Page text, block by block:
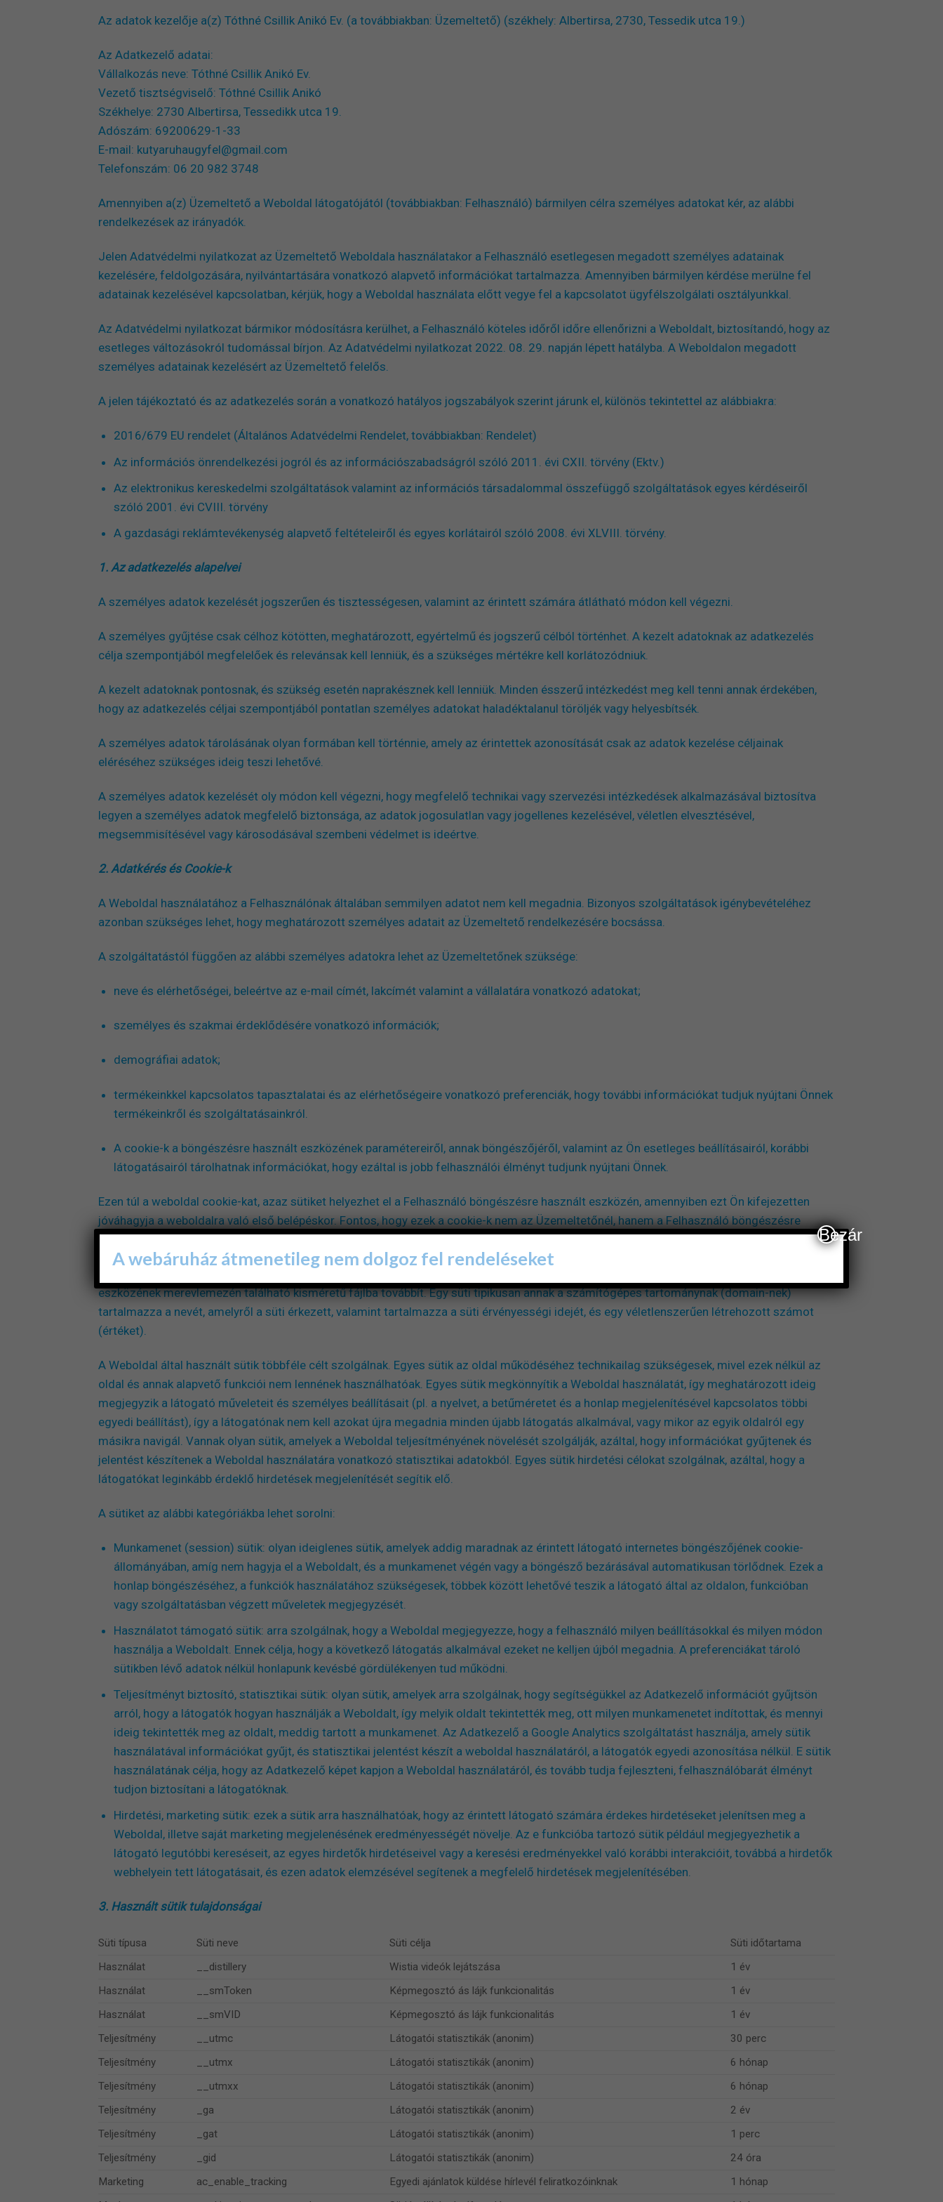
Az adatok kezelője a(z) Tóthné Csillik Anikó Ev. (a továbbiakban: Üzemeltető) (székhely: Albertirsa, 2730, Tessedik utca 19.)
Az Adatkezelő adatai:
Vállalkozás neve: Tóthné Csillik Anikó Ev.
Vezető tisztségviselő: Tóthné Csillik Anikó
Székhelye: 2730 Albertirsa, Tessedikk utca 19.
Adószám: 69200629-1-33
E-mail: kutyaruhaugyfel@gmail.com
Telefonszám: 06 20 982 3748
Amennyiben a(z) Üzemeltető a Weboldal látogatójától (továbbiakban: Felhasználó) bármilyen célra személyes adatokat kér, az alábbi
rendelkezések az irányadók.
Jelen Adatvédelmi nyilatkozat az Üzemeltető Weboldala használatakor a Felhasználó esetlegesen megadott személyes adatainak
kezelésére, feldolgozására, nyilvántartására vonatkozó alapvető információkat tartalmazza. Amennyiben bármilyen kérdése merülne fel
adatainak kezelésével kapcsolatban, kérjük, hogy a Weboldal használata előtt vegye fel a kapcsolatot ügyfélszolgálati osztályunkkal.
Az Adatvédelmi nyilatkozat bármikor módosításra kerülhet, a Felhasználó köteles időről időre ellenőrizni a Weboldalt, biztosítandó, hogy az
esetleges változásokról tudomással bírjon. Az Adatvédelmi nyilatkozat 2022. 08. 29. napján lépett hatályba. A Weboldalon megadott
személyes adatainak kezelésért az Üzemeltető felelős.
A jelen tájékoztató és az adatkezelés során a vonatkozó hatályos jogszabályok szerint járunk el, különös tekintettel az alábbiakra:
2016/679 EU rendelet (Általános Adatvédelmi Rendelet, továbbiakban: Rendelet)
Az információs önrendelkezési jogról és az információszabadságról szóló 2011. évi CXII. törvény (Ektv.)
Az elektronikus kereskedelmi szolgáltatások valamint az információs társadalommal összefüggő szolgáltatások egyes kérdéseiről
szóló 2001. évi CVIII. törvény
A gazdasági reklámtevékenység alapvető feltételeiről és egyes korlátairól szóló 2008. évi XLVIII. törvény.
1. Az adatkezelés alapelvei
A személyes adatok kezelését jogszerűen és tisztességesen, valamint az érintett számára átlátható módon kell végezni.
A személyes gyűjtése csak célhoz kötötten, meghatározott, egyértelmű és jogszerű célból történhet. A kezelt adatoknak az adatkezelés
célja szempontjából megfelelőek és relevánsak kell lenniük, és a szükséges mértékre kell korlátozódniuk.
A kezelt adatoknak pontosnak, és szükség esetén naprakésznek kell lenniük. Minden ésszerű intézkedést meg kell tenni annak érdekében,
hogy az adatkezelés céljai szempontjából pontatlan személyes adatokat haladéktalanul töröljék vagy helyesbítsék.
A személyes adatok tárolásának olyan formában kell történnie, amely az érintettek azonosítását csak az adatok kezelése céljainak
eléréséhez szükséges ideig teszi lehetővé.
A személyes adatok kezelését oly módon kell végezni, hogy megfelelő technikai vagy szervezési intézkedések alkalmazásával biztosítva
legyen a személyes adatok megfelelő biztonsága, az adatok jogosulatlan vagy jogellenes kezelésével, véletlen elvesztésével,
megsemmisítésével vagy károsodásával szembeni védelmet is ideértve.
2. Adatkérés és Cookie-k
A Weboldal használatához a Felhasználónak általában semmilyen adatot nem kell megadnia. Bizonyos szolgáltatások igénybevételéhez
azonban szükséges lehet, hogy meghatározott személyes adatait az Üzemeltető rendelkezésére bocsássa.
A szolgáltatástól függően az alábbi személyes adatokra lehet az Üzemeltetőnek szüksége:
neve és elérhetőségei, beleértve az e-mail címét, lakcímét valamint a vállalatára vonatkozó adatokat;
személyes és szakmai érdeklődésére vonatkozó információk;
demográfiai adatok;
termékeinkkel kapcsolatos tapasztalatai és az elérhetőségeire vonatkozó preferenciák, hogy további információkat tudjuk nyújtani Önnek
termékeinkről és szolgáltatásainkról.
A cookie-k a böngészésre használt eszközének paramétereiről, annak böngészőjéről, valamint az Ön esetleges beállításairól, korábbi
látogatásairól tárolhatnak információkat, hogy ezáltal is jobb felhasználói élményt tudjunk nyújtani Önnek.
Ezen túl a weboldal cookie-kat, azaz sütiket helyezhet el a Felhasználó böngészésre használt eszközén, amennyiben ezt Ön kifejezetten
jóváhagyja a weboldalra való első belépéskor. Fontos, hogy ezek a cookie-k nem az Üzemeltetőnél, hanem a Felhasználó böngészésre
használt saját eszközén kerülnek elhelyezésre, így a felhasználó az, aki teljes mértékben rendelkezik felettük.
eszközének merevlemezén található kisméretű fájlba továbbít. Egy süti tipikusan annak a számítógépes tartománynak (domain-nek)
tartalmazza a nevét, amelyről a süti érkezett, valamint tartalmazza a süti érvényességi idejét, és egy véletlenszerűen létrehozott számot
(értéket).
A Weboldal által használt sütik többféle célt szolgálnak. Egyes sütik az oldal működéséhez technikailag szükségesek, mivel ezek nélkül az
oldal és annak alapvető funkciói nem lennének használhatóak. Egyes sütik megkönnyítik a Weboldal használatát, így meghatározott ideig
megjegyzik a látogató műveleteit és személyes beállításait (pl. a nyelvet, a betűméretet és a honlap megjelenítésével kapcsolatos többi
egyedi beállítást), így a látogatónak nem kell azokat újra megadnia minden újabb látogatás alkalmával, vagy mikor az egyik oldalról egy
másikra navigál. Vannak olyan sütik, amelyek a Weboldal teljesítményének növelését szolgálják, azáltal, hogy információkat gyűjtenek és
jelentést készítenek a Weboldal használatára vonatkozó statisztikai adatokból. Egyes sütik hirdetési célokat szolgálnak, azáltal, hogy a
látogatókat leginkább érdeklő hirdetések megjelenítését segítik elő.
A sütiket az alábbi kategóriákba lehet sorolni:
Munkamenet (session) sütik: olyan ideiglenes sütik, amelyek addig maradnak az érintett látogató internetes böngészőjének cookie-
állományában, amíg nem hagyja el a Weboldalt, és a munkamenet végén vagy a böngésző bezárásával automatikusan törlődnek. Ezek a
honlap böngészéséhez, a funkciók használatához szükségesek, többek között lehetővé teszik a látogató által az oldalon, funkcióban
vagy szolgáltatásban végzett műveletek megjegyzését.
Használatot támogató sütik: arra szolgálnak, hogy a Weboldal megjegyezze, hogy a felhasználó milyen beállításokkal és milyen módon
használja a Weboldalt. Ennek célja, hogy a következő látogatás alkalmával ezeket ne kelljen újból megadnia. A preferenciákat tároló
sütikben lévő adatok nélkül honlapunk kevésbé gördülékenyen tud működni.
Teljesítményt biztosító, statisztikai sütik: olyan sütik, amelyek arra szolgálnak, hogy segítségükkel az Adatkezelő információt gyűjtsön
arról, hogy a látogatók hogyan használják a Weboldalt, így melyik oldalt tekintették meg, ott milyen munkamenetet indítottak, és mennyi
ideig tekintették meg az oldalt, meddig tartott a munkamenet. Az Adatkezelő a Google Analytics szolgáltatást használja, amely sütik
használatával információkat gyűjt, és statisztikai jelentést készít a weboldal használatáról, a látogatók egyedi azonosítása nélkül. E sütik
használatának célja, hogy az Adatkezelő képet kapjon a Weboldal használatáról, és tovább tudja fejleszteni, felhasználóbarát élményt
tudjon biztosítani a látogatóknak.
Hirdetési, marketing sütik: ezek a sütik arra használhatóak, hogy az érintett látogató számára érdekes hirdetéseket jelenítsen meg a
Weboldal, illetve saját marketing megjelenésének eredményességét növelje. Az e funkcióba tartozó sütik például megjegyezhetik a
látogató legutóbbi kereséseit, az egyes hirdetők hirdetéseivel vagy a keresési eredményekkel való korábbi interakcióit, továbbá a hirdetők
webhelyein tett látogatásait, és ezen adatok elemzésével segítenek a megfelelő hirdetések megjelenítésében.
3. Használt sütik tulajdonságai
Süti típusa Süti neve Süti célja
Süti időtartama
Használat
__distillery Wistia videók lejátszása
1 év
Használat
__smToken Képmegosztó ás lájk funkcionalitás
1 év
Használat
__smVID Képmegosztó ás lájk funkcionalitás
1 év
Teljesítmény
__utmc Látogatói statisztikák (anonim)
30 perc
Teljesítmény
__utmx Látogatói statisztikák (anonim)
6 hónap
Teljesítmény
__utmxx Látogatói statisztikák (anonim)
6 hónap
Teljesítmény
_ga Látogatói statisztikák (anonim)
2 év
Teljesítmény
_gat Látogatói statisztikák (anonim)
1 perc
Teljesítmény
_gid Látogatói statisztikák (anonim)
24 óra
Marketing
ac_enable_tracking Egyedi ajánlatok küldése hírlevél feliratkozóinknak
1 hónap
A webáruház átmenetileg nem dolgoz fel rendeléseket
Bezár